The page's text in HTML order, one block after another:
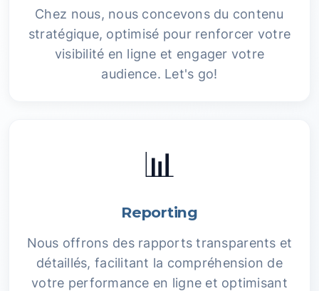
Chez nous, nous concevons du contenu
stratégique, optimisé pour renforcer votre
visibilité en ligne et engager votre
audience. Let's go!
📊
Reporting
Nous offrons des rapports transparents et
détaillés, facilitant la compréhension de
votre performance en ligne et optimisant